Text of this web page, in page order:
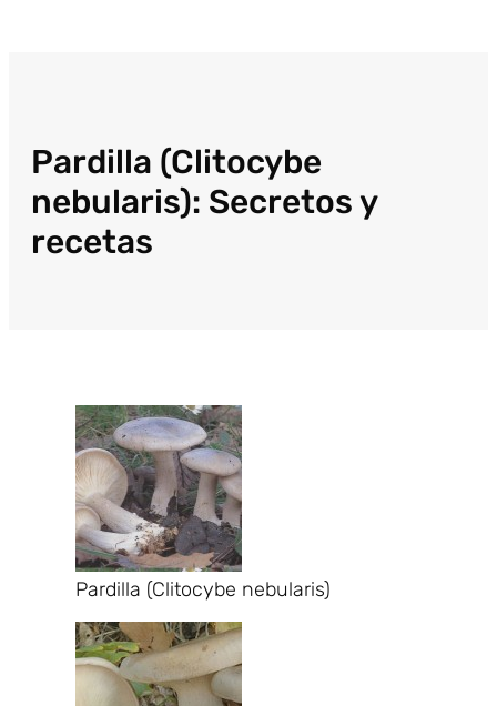
Pardilla (Clitocybe
nebularis): Secretos y
recetas
Pardilla (Clitocybe nebularis)